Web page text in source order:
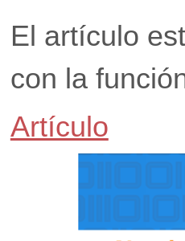
El artículo
con la
Artículo